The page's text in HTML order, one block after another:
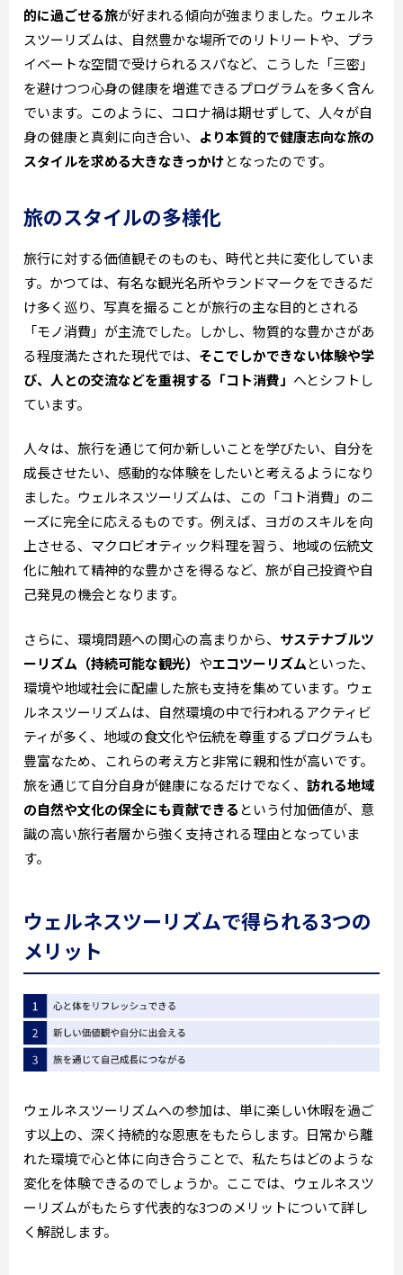
的に過ごせる旅が好まれる傾向が強まりました。ウェルネ
スツーリズムは、自然豊かな場所でのリトリートや、プラ
イベートな空間で受けられるスパなど、こうした「三密」
を避けつつ心身の健康を増進できるプログラムを多く含ん
でいます。このように、コロナ禍は期せずして、人々が自
身の健康と真剣に向き合い、 より本質的で健康志向な旅の
スタイルを求める大きなきっかけとなったのです。
旅のスタイルの多様化
旅行に対する価値観そのものも、時代と共に変化していま
す。かつては、有名な観光名所やランドマークをできるだ
け多く巡り、写真を撮ることが旅行の主な目的とされる
「モノ消費」が主流でした。しかし、物質的な豊かさがあ
る程度満たされた現代では、 そこでしかできない体験や学
び、人との交流などを重視する「コト消費」 へとシフトし
ています。
人々は、旅行を通じて何か新しいことを学びたい、自分を
成長させたい、感動的な体験をしたいと考えるようになり
ました。ウェルネスツーリズムは、この「コト消費」のニ
ーズに完全に応えるものです。例えば、ヨガのスキルを向
上させる、マクロビオティック料理を習う、地域の伝統文
化に触れて精神的な豊かさを得るなど、旅が自己投資や自
己発見の機会となります。
さらに、環境問題への関心の高まりから、 サステナブルツ
ーリズム（持続可能な観光） やエコツーリズムといった、
環境や地域社会に配慮した旅も支持を集めています。ウェ
ルネスツーリズムは、自然環境の中で行われるアクティビ
ティが多く、地域の食文化や伝統を尊重するプログラムも
豊富なため、これらの考え方と非常に親和性が高いです。
旅を通じて自分自身が健康になるだけでなく、 訪れる地域
の自然や文化の保全にも貢献できる という付加価値が、意
識の高い旅行者層から強く支持される理由となっていま
す。
ウェルネスツーリズムで得られる3つの
メリット
ウェルネスツーリズムへの参加は、単に楽しい休暇を過ご
す以上の、深く持続的な恩恵をもたらします。日常から離
れた環境で心と体に向き合うことで、私たちはどのような
変化を体験できるのでしょうか。ここでは、ウェルネスツ
ーリズムがもたらす代表的な3つのメリットについて詳し
く解説します。